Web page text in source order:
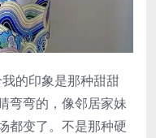
的印象是那种甜甜
弯弯的，像邻居家妹
都变了。不是那种硬